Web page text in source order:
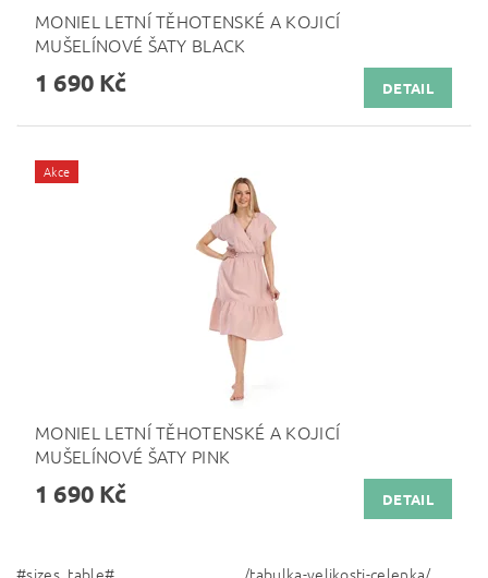
MONIEL LETNÍ TĚHOTENSKÉ A KOJICÍ
MUŠELÍNOVÉ ŠATY BLACK
1 690 Kč DETAIL
Akce
MONIEL LETNÍ TĚHOTENSKÉ A KOJICÍ
MUŠELÍNOVÉ ŠATY PINK
1 690 Kč DETAIL
#sizes_table# /tabulka-velikosti-celenka/